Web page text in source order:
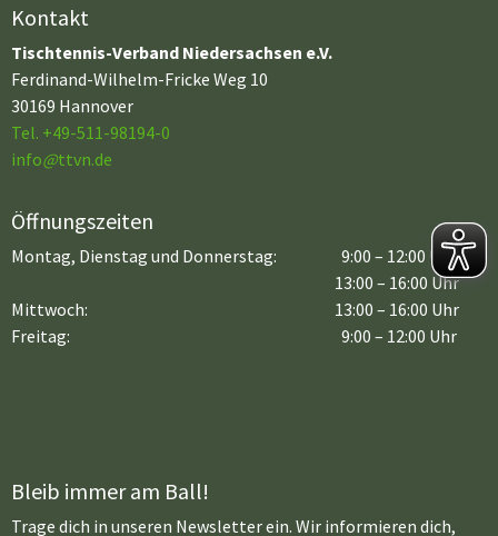
Kontakt
Tischtennis-Verband Niedersachsen e.V.
Ferdinand-Wilhelm-Fricke Weg 10
30169 Hannover
Tel. +49-511-98194-0
info@ttvn.de
Öffnungszeiten
Montag, Dienstag und Donnerstag:
9:00 – 12:00 Uhr
13:00 – 16:00 Uhr
Mittwoch:
Freitag:
13:00 – 16:00 Uhr
9:00 – 12:00 Uhr
Bleib immer am Ball!
Trage dich in unseren Newsletter ein. Wir informieren dich,